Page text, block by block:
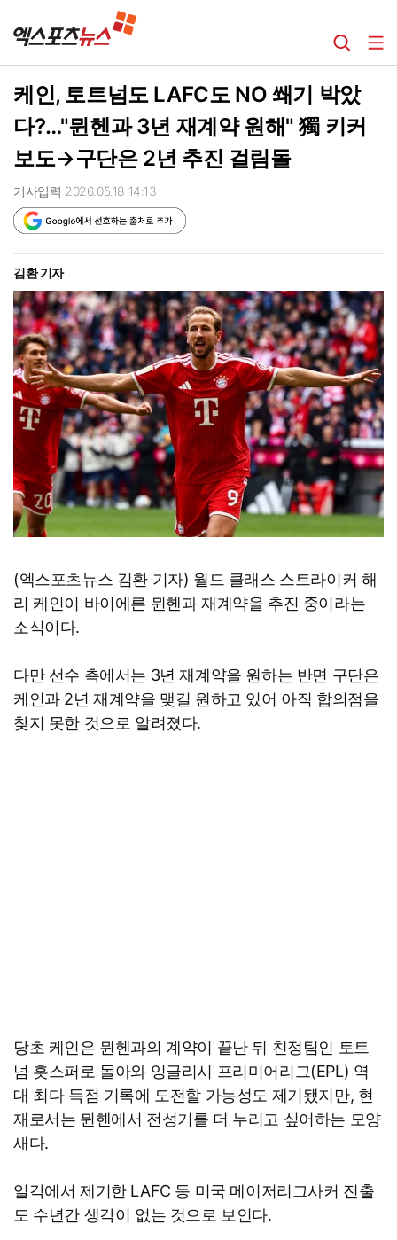
케인, 토트넘도 LAFC도 NO 쐐기 박았
다?…"뮌헨과 3년 재계약 원해" 獨 키커
보도→구단은 2년 추진 걸림돌
기사입력 2026.05.18 14:13
김환 기자
(엑스포츠뉴스 김환 기자) 월드 클래스 스트라이커 해
리 케인이 바이에른 뮌헨과 재계약을 추진 중이라는
소식이다.
다만 선수 측에서는 3년 재계약을 원하는 반면 구단은
케인과 2년 재계약을 맺길 원하고 있어 아직 합의점을
찾지 못한 것으로 알려졌다.
당초 케인은 뮌헨과의 계약이 끝난 뒤 친정팀인 토트
넘 홋스퍼로 돌아와 잉글리시 프리미어리그(EPL) 역
대 최다 득점 기록에 도전할 가능성도 제기됐지만, 현
재로서는 뮌헨에서 전성기를 더 누리고 싶어하는 모양
새다.
일각에서 제기한 LAFC 등 미국 메이저리그사커 진출
도 수년간 생각이 없는 것으로 보인다.